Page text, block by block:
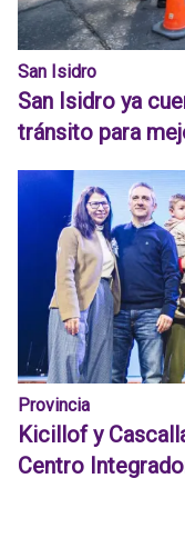
San Isidro
San Isidro ya
tránsito para
Provincia
Kicillof y
Centro